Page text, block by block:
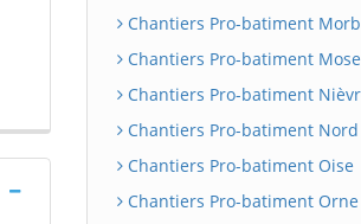
Chantiers Pro-batiment
Chantiers Pro-batiment
Chantiers Pro-batiment
Chantiers Pro-batiment Nord
Chantiers Pro-batiment Oise
Chantiers Pro-batiment Orne